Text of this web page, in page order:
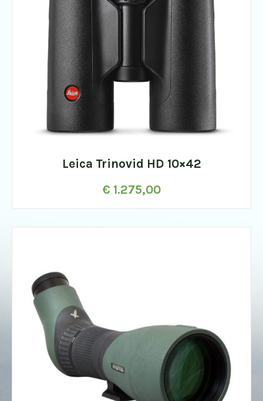
Leica Trinovid HD 10×42
€ 1.275,00